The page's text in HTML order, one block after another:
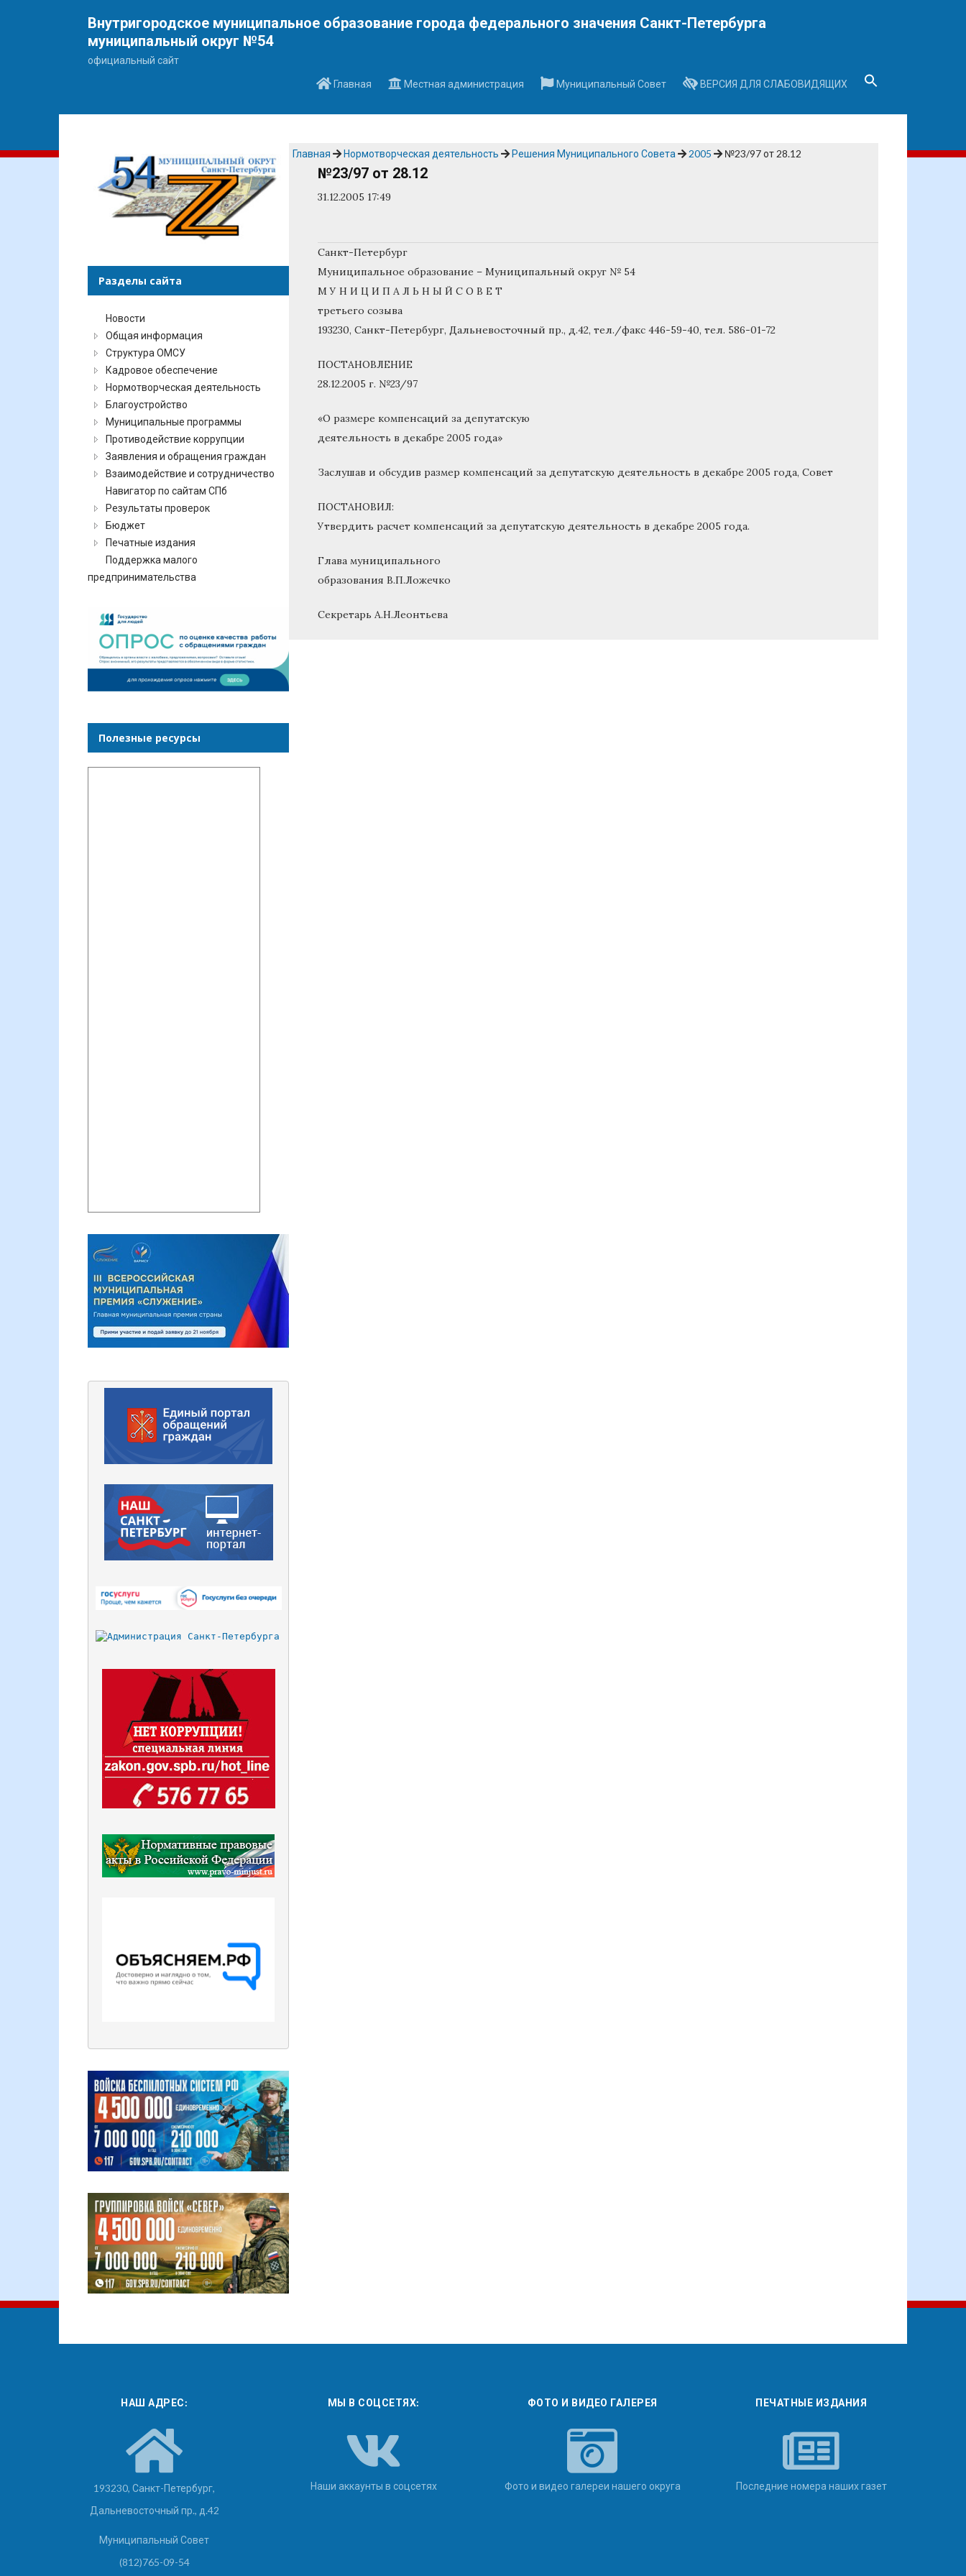
Внутригородское муниципальное образование города федерального значения Санкт-Петербурга
муниципальный округ №54
официальный сайт
Главная
Местная администрация Муниципальный Совет ВЕРСИЯ ДЛЯ СЛАБОВИДЯЩИХ
Главная Нормотворческая деятельность Решения Муниципального Совета 2005 №23/97 от 28.12
№23/97 от 28.12
31.12.2005 17:49
Санкт-Петербург
Муниципальное образование – Муниципальный округ № 54
М У Н И Ц И П А Л Ь Н Ы Й С О В Е Т
третьего созыва
193230, Санкт-Петербург, Дальневосточный пр., д.42, тел./факс 446-59-40, тел. 586-01-72
ПОСТАНОВЛЕНИЕ
28.12.2005 г. №23/97
«О размере компенсаций за депутатскую
деятельность в декабре 2005 года»
Заслушав и обсудив размер компенсаций за депутатскую деятельность в декабре 2005 года, Совет
ПОСТАНОВИЛ:
Утвердить расчет компенсаций за депутатскую деятельность в декабре 2005 года.
Глава муниципального
образования В.П.Ложечко
Секретарь А.Н.Леонтьева
Разделы сайта
Новости
Общая информация
Структура ОМСУ
Кадровое обеспечение
Нормотворческая деятельность
Благоустройство
Муниципальные программы
Противодействие коррупции
Заявления и обращения граждан
Взаимодействие и сотрудничество
Навигатор по сайтам СПб
Результаты проверок
Бюджет
Печатные издания
Поддержка малого
предпринимательства
Полезные ресурсы
НАШ АДРЕС:
193230, Санкт-Петербург,
Дальневосточный пр., д.42
Муниципальный Совет
(812)765-09-54
МЫ В СОЦСЕТЯХ:
Наши аккаунты в соцсетях
ФОТО И ВИДЕО ГАЛЕРЕЯ
Фото и видео галереи нашего округа
ПЕЧАТНЫЕ ИЗДАНИЯ
Последние номера наших газет